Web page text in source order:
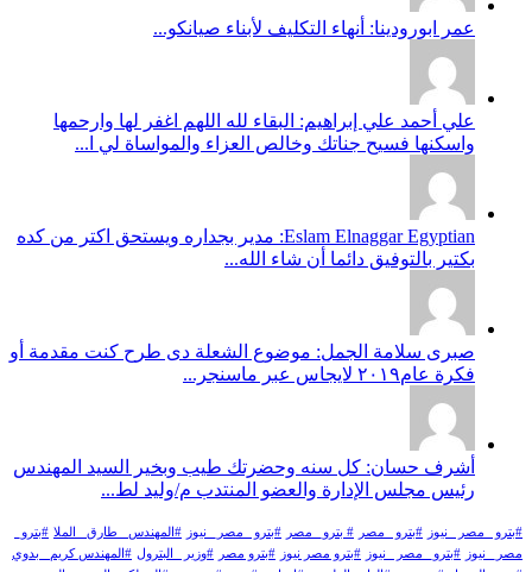
عمر ابورودينا: أنهاء التكليف لأبناء صيانكو...
علي أحمد علي إبراهيم: البقاء لله اللهم اغفر لها وارحمها
واسكنها فسيح جناتك وخالص العزاء والمواساة لي ا...
Eslam Elnaggar Egyptian: مدير بجداره ويستحق اكتر من كده
بكتير بالتوفيق دائما أن شاء الله...
صبرى سلامة الجمل: موضوع الشعلة دى طرح كنت مقدمة أو
فكرة عام٢٠١٩ لايجاس عبر ماسنجر...
أشرف حسان: كل سنه وحضرتك طيب وبخير السيد المهندس
رئيس مجلس الإدارة والعضو المنتدب م/وليد لط...
#بترو _مصر _نيوز #بترو _مصر # بترو_ مصر #بترو _مصر_ نيوز #المهندس _طارق _الملا #بترو_
مصر_ نيوز
#بترو_ مصر _نيوز #بترو مصر نيوز #بترو مصر #وزير _البترول #المهندس كريم_ بدوي